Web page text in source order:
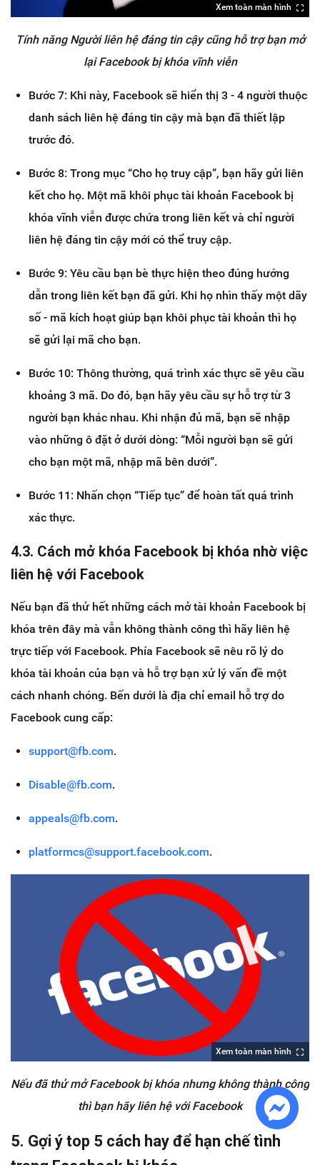
Xem toàn màn hình
Tính năng Người liên hệ đáng tin cậy cũng hỗ trợ bạn mở
lại Facebook bị khóa vĩnh viễn
Bước 7: Khi này, Facebook sẽ hiển thị 3 - 4 người thuộc
danh sách liên hệ đáng tin cậy mà bạn đã thiết lập
trước đó.
Bước 8: Trong mục “Cho họ truy cập”, bạn hãy gửi liên
kết cho họ. Một mã khôi phục tài khoản Facebook bị
khóa vĩnh viễn được chứa trong liên kết và chỉ người
liên hệ đáng tin cậy mới có thể truy cập.
Bước 9: Yêu cầu bạn bè thực hiện theo đúng hướng
dẫn trong liên kết bạn đã gửi. Khi họ nhìn thấy một dãy
số - mã kích hoạt giúp bạn khôi phục tài khoản thì họ
sẽ gửi lại mã cho bạn.
Bước 10: Thông thường, quá trình xác thực sẽ yêu cầu
khoảng 3 mã. Do đó, bạn hãy yêu cầu sự hỗ trợ từ 3
người bạn khác nhau. Khi nhận đủ mã, bạn sẽ nhập
vào những ô đặt ở dưới dòng: “Mỗi người bạn sẽ gửi
cho bạn một mã, nhập mã bên dưới”.
Bước 11: Nhấn chọn “Tiếp tục” để hoàn tất quá trình
xác thực.
4.3. Cách mở khóa Facebook bị khóa nhờ việc
liên hệ với Facebook
Nếu bạn đã thử hết những cách mở tài khoản Facebook bị
khóa trên đây mà vẫn không thành công thì hãy liên hệ
trực tiếp với Facebook. Phía Facebook sẽ nêu rõ lý do
khóa tài khoản của bạn và hỗ trợ bạn xử lý vấn đề một
cách nhanh chóng. Bến dưới là địa chỉ email hỗ trợ do
Facebook cung cấp:
support@fb.com.
Disable@fb.com.
appeals@fb.com.
platformcs@support.facebook.com.
Xem toàn màn hình
Nếu đã thử mở Facebook bị khóa nhưng không thành công
thì bạn hãy liên hệ với Facebook
5. Gợi ý top 5 cách hay để hạn chế tình